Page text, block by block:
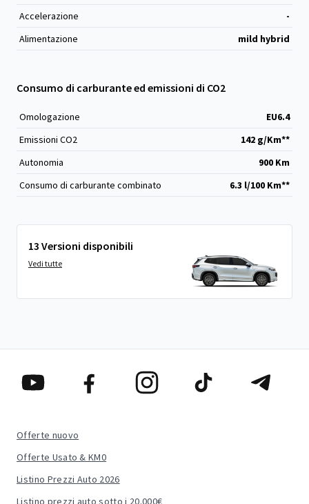
Accelerazione
-
Alimentazione
mild hybrid
Consumo di carburante ed emissioni di CO2
Omologazione
EU6.4
Emissioni CO2
142 g/Km**
Autonomia
900 Km
Consumo di carburante combinato
6.3 l/100 Km**
13 Versioni disponibili
Vedi tutte
Offerte nuovo
Offerte Usato & KM0
Listino Prezzi Auto 2026
Listino prezzi auto sotto i 20.000€